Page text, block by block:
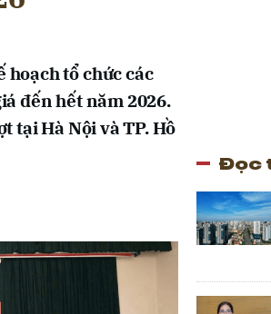
hoạch tổ chức các
đến hết năm 2026.
tại Hà Nội và TP. Hồ
Đọc